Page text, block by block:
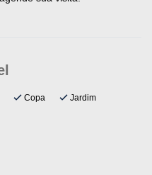
Copa Jardim